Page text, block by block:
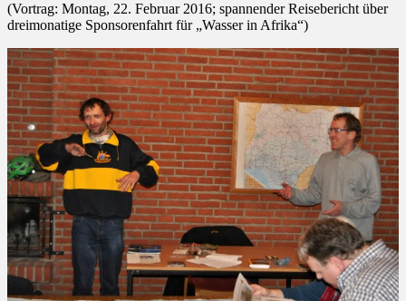
(Vortrag: Montag, 22. Februar 2016; spannender Reisebericht über
dreimonatige Sponsorenfahrt für „Wasser in Afrika“)